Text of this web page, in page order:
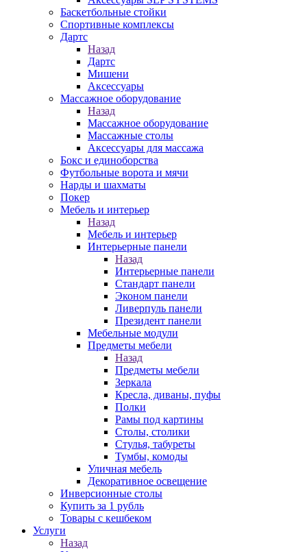
Баскетбольные стойки
Спортивные комплексы
Дартс
Назад
Дартс
Мишени
Аксессуары
Массажное оборудование
Назад
Массажное оборудование
Массажные столы
Аксессуары для массажа
Бокс и единоборства
Футбольные ворота и мячи
Нарды и шахматы
Покер
Мебель и интерьер
Назад
Мебель и интерьер
Интерьерные панели
Назад
Интерьерные панели
Стандарт панели
Эконом панели
Ливерпуль панели
Президент панели
Мебельные модули
Предметы мебели
Назад
Предметы мебели
Зеркала
Кресла, диваны, пуфы
Полки
Рамы под картины
Столы, столики
Стулья, табуреты
Тумбы, комоды
Уличная мебель
Декоративное освещение
Инверсионные столы
Купить за 1 рубль
Товары с кешбеком
Услуги
Назад